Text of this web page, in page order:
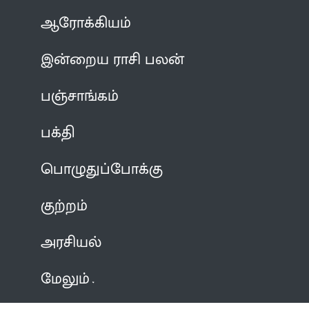
ஆரோக்கியம்
இன்றைய ராசி பலன்
பஞ்சாங்கம்
பக்தி
பொழுதுப்போக்கு
குற்றம்
அரசியல்
மேலும்